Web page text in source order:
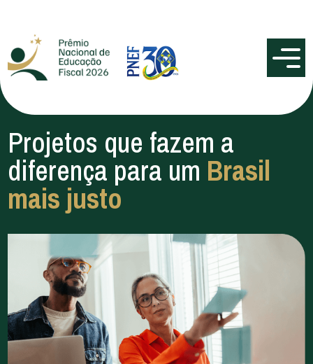
Projetos que fazem a
diferença para um Brasil
mais justo